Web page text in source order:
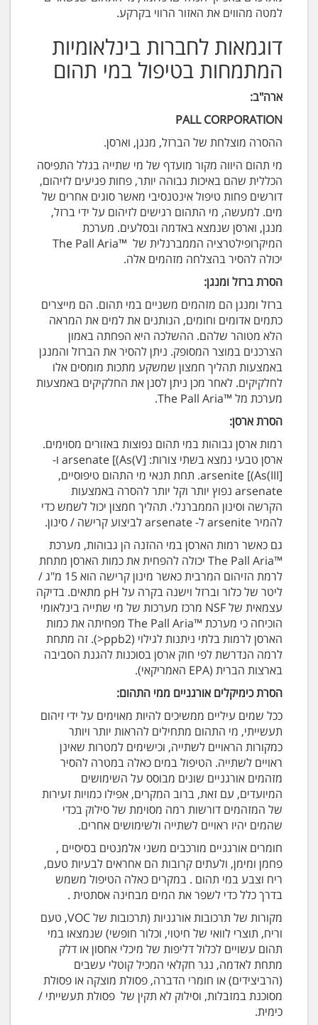
למטה מהווים את האזור הרווי בקרקע.
דוגמאות לחברות בינלאומיות
המתמחות בטיפול במי תהום
ארה"ב:
PALL CORPORATION
ההסרה מוצלחת של הברזל, מנגן, וארסן.
מי תהום היווה מקור מועדף של מי שתייה בגלל התפיסה
הכללית שהם באיכות גבוהה יותר, פחות פגיעים לזיהום,
דורשים פחות טיפול אינטנסיבי מאשר סוגים אחרים של
מים. למעשה, מי התהום רגישים לזיהום על ידי ברזל,
מנגן, וארסן שנמצא באדמה ובסלעים. מערכת
המיקרופילטרציה הממברנלית של ™The Pall Aria
יכולה להסיר בהצלחה מזהמים אלה.
הסרת ברזל ומנגן:
ברזל ומנגן הם מזהמים משניים במי תהום. הם מייצרים
כתמים אדומים וחומים, הנותנים את למים את המראה
הלא מטוהר שלהם. ההשלכה היא הפחתה באמון
הצרכנים במוצר המסופק. ניתן להסיר את הברזל והמנגן
באמצעות תהליך חמצון שמשקע מתכות מומסים אלו
לחלקיקים. לאחר מכן ניתן לסנן את החלקיקים באמצעות
מערכת מל ™The Pall Aria.
הסרת ארסן:
רמות ארסן גבוהות במי תהום נפוצות באזורים מסוימים.
ארסן טבעי נמצא בשתי צורות: arsenate [(As(V] ו-
arsenite [(As(III]. תחת תנאי מי התהום טיפוסיים,
arsenate נפוץ יותר וקל יותר להסרה באמצעות
הקרשה וסינון הממברנלי. תהליך חמצון יכול לשמש כדי
להמיר arsenite ל- arsenate לביצוע קרישה / סינון.
גם כאשר רמות הארסן במי ההזנה הן גבוהות, מערכת
™The Pall Aria יכולה להפחית את כמות הארסן מתחת
לרמת הזיהום המרבית כאשר מינון קרישה הוא 15 מ"ג /
ליטר של כלור וברזל וישנה בקרה על pH מתאים. בדיקה
עצמאית של NSF מרכז מערכות של מי שתייה בינלאומי
הוכיחה כי מערכת ™The Pall Aria מפחיתה את כמות
הארסן לרמות בלתי ניתנות לגילוי (ppb2<). זה מתחת
לרמה הנדרשת לפי חוק ארסן בסוכנות להגנת הסביבה
בארצות הברית (EPA האמריקאי).
הסרת כימיקלים אורגניים ממי התהום:
ככל שמים עיליים ממשיכים להיות מאוימים על ידי זיהום
תעשייתי, מי התהום מתחילים להראות יותר ויותר
כמקורות הראויים לשתייה, וכישימים למטרות שאינן
ראויים לשתייה. הטיפול במים כאלה במטרה להסיר
מזהמים אורגניים שונים מבוסס על השימושים
המיועדים, עם זאת, ברוב המקרים, אפילו כמויות זעירות
של המזהמים דורשות רמה מסוימת של סילוק בכדי
שהמים יהיו ראויים לשתייה ולשימושים אחרים.
חומרים אורגניים מורכבים משני אלמנטים בסיסיים ,
פחמן ומימן, ולעתים קרובות הם אחראים לבעיות טעם,
ריח וצבע במי תהום . במקרים כאלה הטיפול משמש
בדרך כלל כדי לשפר את המים מבחינה אסתטית .
מקורות של תרכובות אורגניות (תרכובות של VOC, טעם
וריח, תוצרי לוואי של חיטוי, וכלור חופשי) שנמצאו במי
תהום עשויים לכלול דליפות של מיכלי אחסון או דלק
מתחת לאדמה, נגר חקלאי המכיל קוטלי עשבים
(הרביצידים) או חומרי הדברה, פסולת מוצקה או פסולת
מסוכנת במזבלות, וסילוק לא תקין של פסולת תעשייתי /
כימית.